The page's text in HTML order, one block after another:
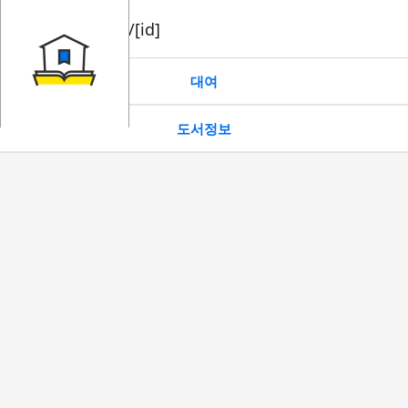
book/rent/[id]
대여
도서정보